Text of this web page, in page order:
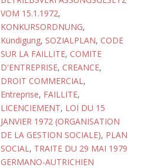
VOM 15.1.1972,
KONKURSORDNUNG,
Kündigung, SOZIALPLAN, CODE
SUR LA FAILLITE, COMITE
D'ENTREPRISE, CREANCE,
DROIT COMMERCIAL,
Entreprise, FAILLITE,
LICENCIEMENT, LOI DU 15
JANVIER 1972 (ORGANISATION
DE LA GESTION SOCIALE), PLAN
SOCIAL, TRAITE DU 29 MAI 1979
GERMANO-AUTRICHIEN